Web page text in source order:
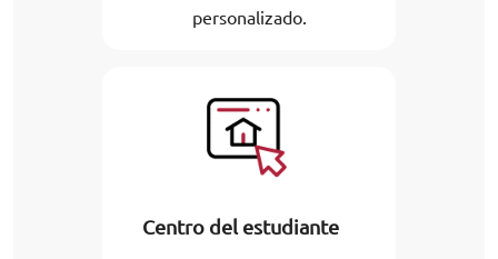
personalizado.
Centro del estudiante